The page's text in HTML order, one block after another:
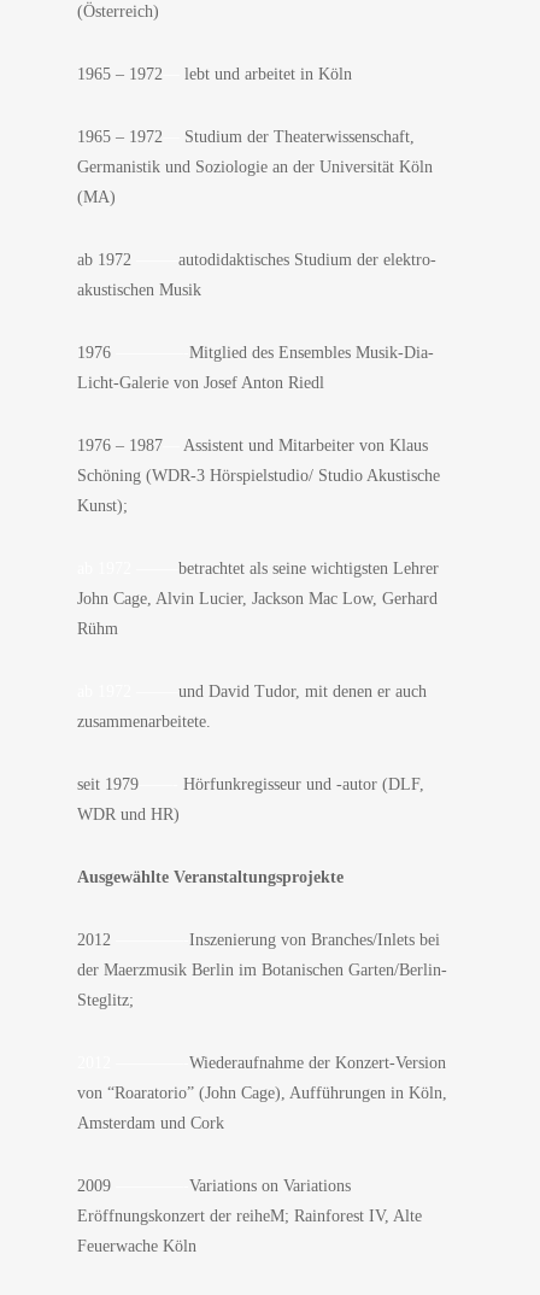
(Österreich)
1965 – 1972 lebt und arbeitet in Köln
1965 – 1972
Studium der Theaterwissenschaft,
Germanistik und Soziologie an der Universität Köln
(MA)
ab 1972 ——–autodidaktisches Studium der elektro-
akustischen Musik
1976 ————-Mitglied des Ensembles Musik-Dia-
Licht-Galerie von Josef Anton Riedl
1976 – 1987
Assistent und Mitarbeiter von Klaus
Schöning (WDR-3 Hörspielstudio/ Studio Akustische
Kunst);
ab 1972 ——–betrachtet als seine wichtigsten Lehrer
John Cage, Alvin Lucier, Jackson Mac Low, Gerhard
Rühm
ab 1972 ——–und David Tudor, mit denen er auch
zusammenarbeitete.
seit 1979
Hörfunkregisseur und -autor (DLF,
WDR und HR)
Ausgewählte Veranstaltungsprojekte
2012 ————-Inszenierung von Branches/Inlets bei
der Maerzmusik Berlin im Botanischen Garten/Berlin-
Steglitz;
2012 ————-Wiederaufnahme der Konzert-Version
von “Roaratorio” (John Cage), Aufführungen in Köln,
Amsterdam und Cork
2009 ————-Variations on Variations
Eröffnungskonzert der reiheM; Rainforest IV, Alte
Feuerwache Köln